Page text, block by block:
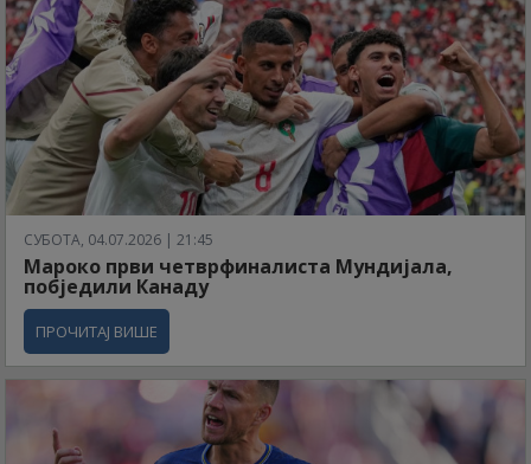
СУБОТА, 04.07.2026 | 21:45
Мароко први четврфиналиста Мундијала,
побједили Канаду
ПРОЧИТАЈ ВИШЕ